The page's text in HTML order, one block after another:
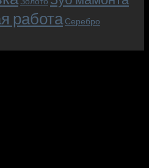
работа Серебро